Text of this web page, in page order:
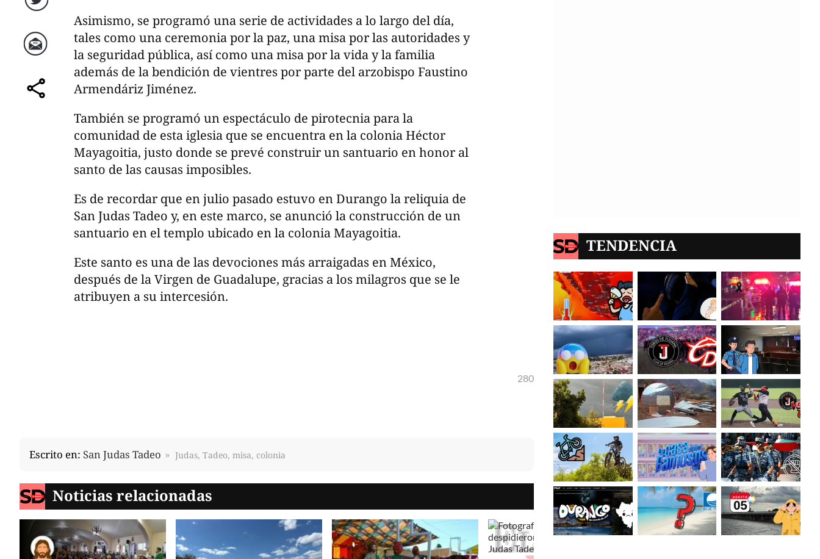
Twitter
Correo
comparte
Asimismo, se programó una serie de actividades a lo largo del día,
tales como una ceremonia por la paz, una misa por las autoridades y
la seguridad pública, así como una misa por la vida y la familia
además de la bendición de vientres por parte del arzobispo Faustino
Armendáriz Jiménez.
También se programó un espectáculo de pirotecnia para la
comunidad de esta iglesia que se encuentra en la colonia Héctor
Mayagoitia, justo donde se prevé construir un santuario en honor al
santo de las causas imposibles.
Es de recordar que en julio pasado estuvo en Durango la reliquia de
San Judas Tadeo y, en este marco, se anunció la construcción de un
santuario en el templo ubicado en la colonia Mayagoitia.
Este santo es una de las devociones más arraigadas en México,
después de la Virgen de Guadalupe, gracias a los milagros que se le
atribuyen a su intercesión.
280
Escrito en: San Judas Tadeo Judas, Tadeo, misa, colonia
Noticias relacionadas
TENDENCIA